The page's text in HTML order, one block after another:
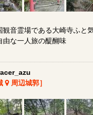
観音霊場である大崎寺ふと
由な一人旅の醍醐味
周辺城郭］